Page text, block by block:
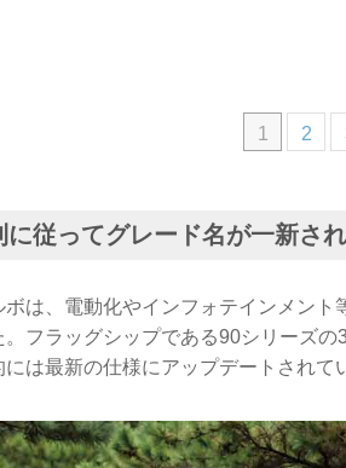
1 2
に従ってグレード名が一新さ
ボは、電動化やインフォテインメン
フラッグシップである90シリーズ
は最新の仕様にアップデートされて